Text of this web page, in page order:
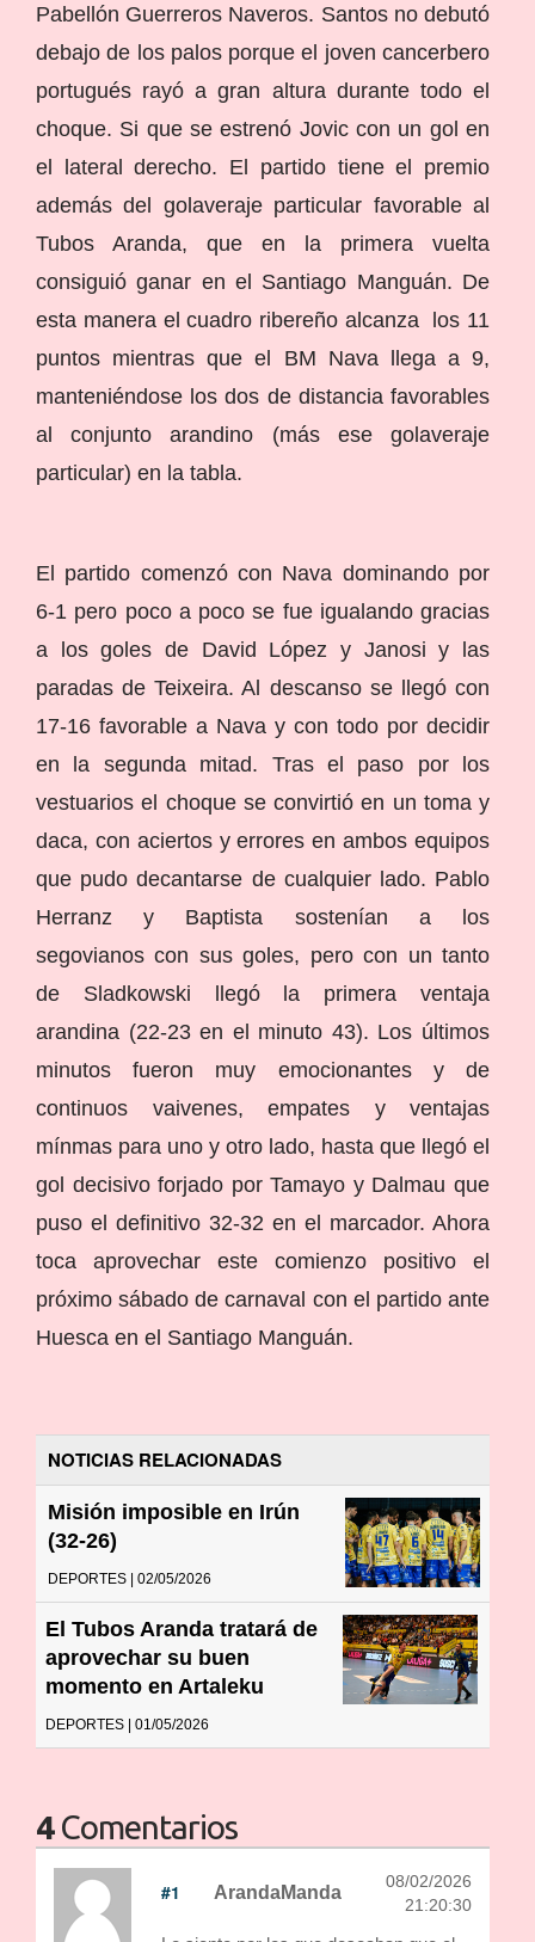
Pabellón Guerreros Naveros. Santos no debutó
debajo de los palos porque el joven cancerbero
portugués rayó a gran altura durante todo el
choque. Si que se estrenó Jovic con un gol en
el lateral derecho. El partido tiene el premio
además del golaveraje particular favorable al
Tubos Aranda, que en la primera vuelta
consiguió ganar en el Santiago Manguán. De
esta manera el cuadro ribereño alcanza los 11
puntos mientras que el BM Nava llega a 9,
manteniéndose los dos de distancia favorables
al conjunto arandino (más ese golaveraje
particular) en la tabla.
El partido comenzó con Nava dominando por
6-1 pero poco a poco se fue igualando gracias
a los goles de David López y Janosi y las
paradas de Teixeira. Al descanso se llegó con
17-16 favorable a Nava y con todo por decidir
en la segunda mitad. Tras el paso por los
vestuarios el choque se convirtió en un toma y
daca, con aciertos y errores en ambos equipos
que pudo decantarse de cualquier lado. Pablo
Herranz y Baptista sostenían a los
segovianos con sus goles, pero con un tanto
de Sladkowski llegó la primera ventaja
arandina (22-23 en el minuto 43). Los últimos
minutos fueron muy emocionantes y de
continuos vaivenes, empates y ventajas
mínmas para uno y otro lado, hasta que llegó el
gol decisivo forjado por Tamayo y Dalmau que
puso el definitivo 32-32 en el marcador. Ahora
toca aprovechar este comienzo positivo el
próximo sábado de carnaval con el partido ante
Huesca en el Santiago Manguán.
NOTICIAS RELACIONADAS
Misión imposible en Irún
(32-26)
DEPORTES | 02/05/2026
El Tubos Aranda tratará de
aprovechar su buen
momento en Artaleku
DEPORTES | 01/05/2026
4Comentarios
#1 ArandaManda
08/02/2026
21:20:30